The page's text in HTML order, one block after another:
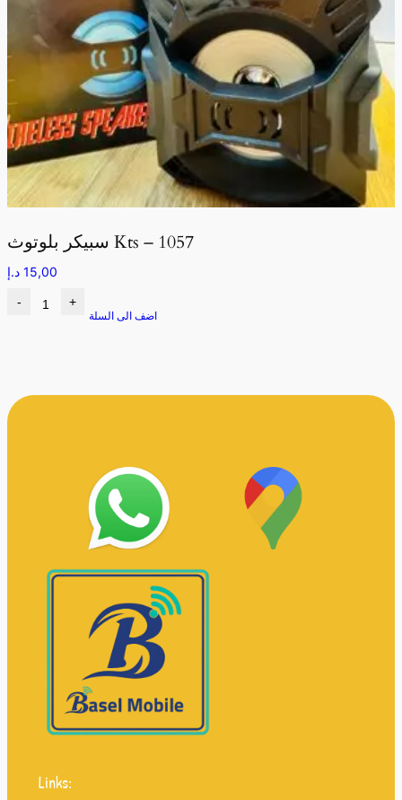
سبيكر بلوتوث Kts – 1057
15,00 د.إ
- +
اضف الى السلة
Links: